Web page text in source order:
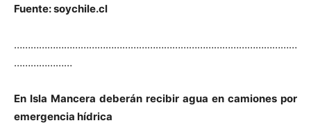
Fuente: soychile.cl
…………………………………………………………………………………………
…………………
En Isla Mancera deberán recibir agua en camiones por
emergencia hídrica